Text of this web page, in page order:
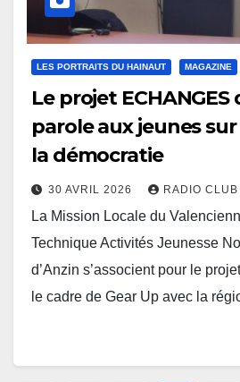
LES PORTRAITS DU HAINAUT MAGAZINE
Le projet
parole aux jeunes sur
la démocratie
30 AVRIL 2026 RADIO CLUB
La Mission Locale du
Technique Activités Jeunesse
d’Anzin s’associent pour le
le cadre de Gear Up avec la